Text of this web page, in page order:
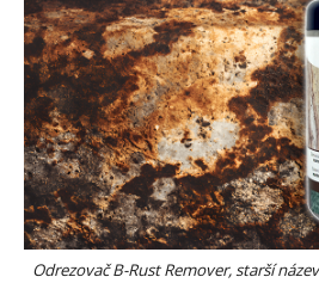
Odrezovač B-Rust Remover, starší